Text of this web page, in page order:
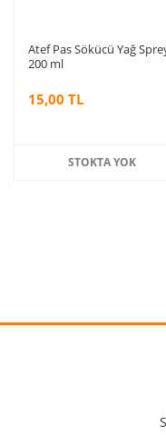
Atef Pas Sökücü Yağ
200 ml
15,00 TL
STOKTA YOK